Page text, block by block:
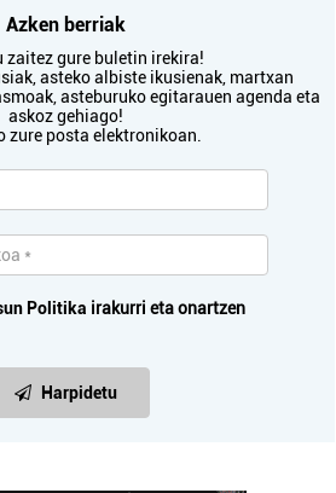
Azken berriak
zaitez gure buletin irekira!
asteko albiste ikusienak, martxan
asteburuko egitarauen agenda eta
askoz gehiago!
zure posta elektronikoan.
Politika irakurri eta onartzen
Harpidetu